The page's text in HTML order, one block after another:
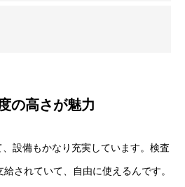
の高さが魅力
設備もかなり充実しています。検査
されていて、自由に使えるんです。